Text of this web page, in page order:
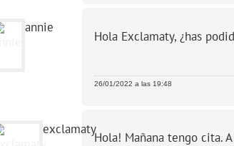
annie
Hola Exclamaty, ¿has
26/01/2022 a las 19:48
exclamaty
Hola! Mañana tengo cita.